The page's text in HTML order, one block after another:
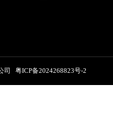
司 粤ICP备2024268823号-2